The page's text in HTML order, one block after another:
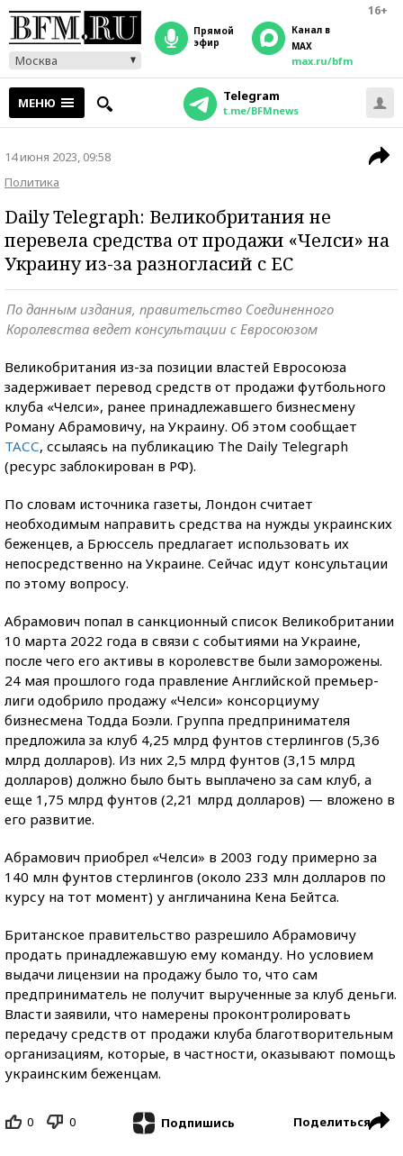
16+
Москва
прямой
эфир
Канал в
MAX
max.ru/bfm
МЕНЮ Telegram
t.me/BFMnews
14 июня 2023, 09:58
Политика
Daily Telegraph: Великобритания не
перевела средства от продажи «Челси» на
Украину из-за разногласий с ЕС
По данным издания, правительство Соединенного
Королевства ведет консультации с Евросоюзом
Великобритания из-за позиции властей Евросоюза
задерживает перевод средств от продажи футбольного
клуба «Челси», ранее принадлежавшего бизнесмену
Роману Абрамовичу, на Украину. Об этом сообщает
ТАСС, ссылаясь на публикацию The Daily Telegraph
(ресурс заблокирован в РФ).
По словам источника газеты, Лондон считает
необходимым направить средства на нужды украинских
беженцев, а Брюссель предлагает использовать их
непосредственно на Украине. Сейчас идут консультации
по этому вопросу.
Абрамович попал в санкционный список Великобритании
10 марта 2022 года в связи с событиями на Украине,
после чего его активы в королевстве были заморожены.
24 мая прошлого года правление Английской премьер-
лиги одобрило продажу «Челси» консорциуму
бизнесмена Тодда Боэли. Группа предпринимателя
предложила за клуб 4,25 млрд фунтов стерлингов (5,36
млрд долларов). Из них 2,5 млрд фунтов (3,15 млрд
долларов) должно было быть выплачено за сам клуб, а
еще 1,75 млрд фунтов (2,21 млрд долларов) — вложено в
его развитие.
Абрамович приобрел «Челси» в 2003 году примерно за
140 млн фунтов стерлингов (около 233 млн долларов по
курсу на тот момент) у англичанина Кена Бейтса.
Британское правительство разрешило Абрамовичу
продать принадлежавшую ему команду. Но условием
выдачи лицензии на продажу было то, что сам
предприниматель не получит вырученные за клуб деньги.
Власти заявили, что намерены проконтролировать
передачу средств от продажи клуба благотворительным
организациям, которые, в частности, оказывают помощь
украинским беженцам.
0 0 Подпишись Поделиться